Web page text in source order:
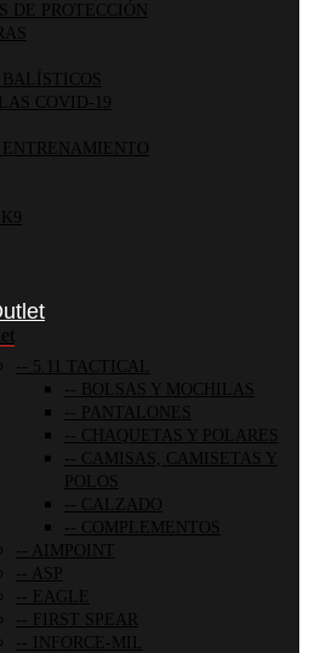
DE PROTECCIÓN
BALÍSTICOS
COVID-19
ENTRENAMIENTO
5.11 TACTICAL
BOLSAS Y MOCHILAS
PANTALONES
CHAQUETAS Y POLARES
CAMISAS, CAMISETAS Y
POLOS
CALZADO
COMPLEMENTOS
AIMPOINT
ASP
EAGLE
FIRST SPEAR
INFORCE-MIL